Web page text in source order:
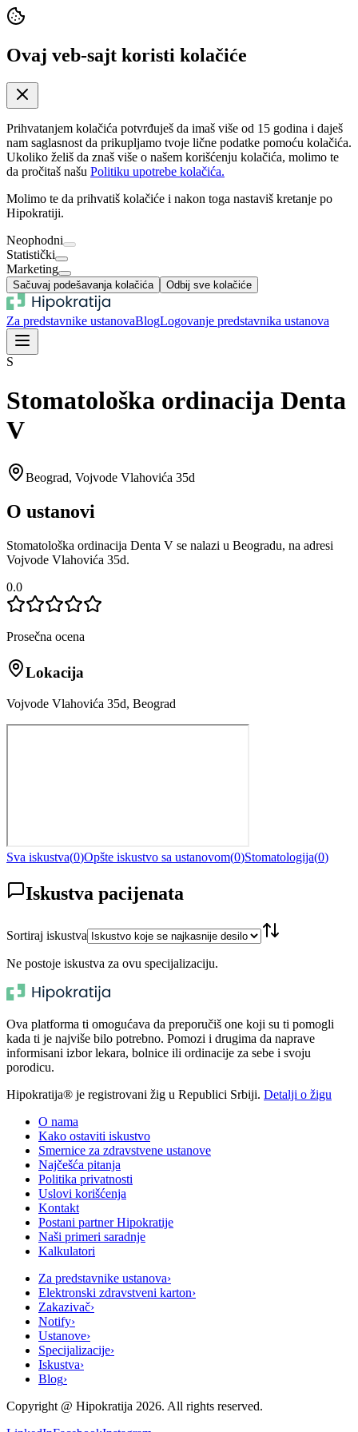
Ovaj veb-sajt koristi kolačiće
Prihvatanjem kolačića potvrđuješ da imaš više od 15 godina i daješ
nam saglasnost da prikupljamo tvoje lične podatke pomoću kolačića.
Ukoliko želiš da znaš više o našem korišćenju kolačića, molimo te
da pročitaš našu Politiku upotrebe kolačića.
Molimo te da prihvatiš kolačiće i nakon toga nastaviš kretanje po
Hipokratiji.
Neophodni
Statistički
Marketing
Sačuvaj podešavanja kolačića Odbij sve kolačiće
Za predstavnike ustanovaBlogLogovanje predstavnika ustanova
S
Stomatološka ordinacija Denta
V
Beograd, Vojvode Vlahovića 35d
O ustanovi
Stomatološka ordinacija Denta V se nalazi u Beogradu, na adresi
Vojvode Vlahovića 35d.
0.0
Prosečna ocena
Lokacija
Vojvode Vlahovića 35d, Beograd
Sva iskustva(0)Opšte iskustvo sa ustanovom(0)Stomatologija(0)
Iskustva pacijenata
Sortiraj iskustva
Ne postoje iskustva za ovu specijalizaciju.
Ova platforma ti omogućava da preporučiš one koji su ti pomogli
kada ti je najviše bilo potrebno. Pomozi i drugima da naprave
informisani izbor lekara, bolnice ili ordinacije za sebe i svoju
porodicu.
Hipokratija® je registrovani žig u Republici Srbiji. Detalji o žigu
O nama
Kako ostaviti iskustvo
Smernice za zdravstvene ustanove
Najčešća pitanja
Politika privatnosti
Uslovi korišćenja
Kontakt
Postani partner Hipokratije
Naši primeri saradnje
Kalkulatori
Za predstavnike ustanova›
Elektronski zdravstveni karton›
Zakazivač›
Notify›
Ustanove›
Specijalizacije›
Iskustva›
Blog›
Copyright @ Hipokratija 2026. All rights reserved.